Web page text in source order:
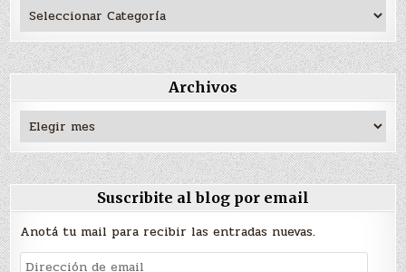
Archivos
Archivos
Suscribite al blog por email
Anotá tu mail para recibir las entradas nuevas.
Dirección